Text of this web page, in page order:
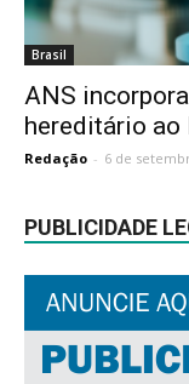
Brasil
ANS
hereditário ao
Redação - 6 de
PUBLICIDADE